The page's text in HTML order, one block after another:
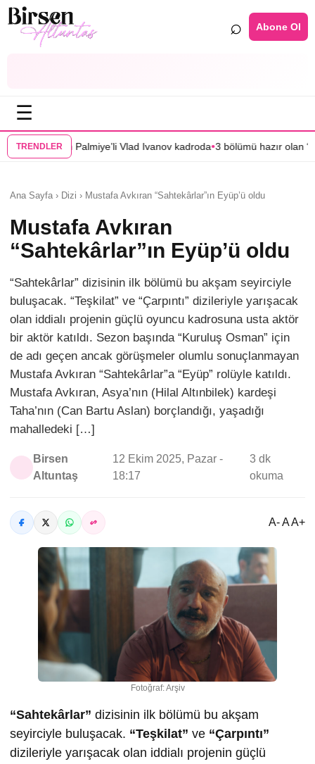
⌕ Abone Ol
☰
TRENDLER
Vlad Ivanov kadroda•3 bölümü hazır olan “Mercan Köşk”ün afişi
Ana Sayfa › Dizi › Mustafa Avkıran “Sahtekârlar”ın Eyüp’ü oldu
Mustafa Avkıran
“Sahtekârlar”ın Eyüp’ü oldu
“Sahtekârlar” dizisinin ilk bölümü bu akşam seyirciyle
buluşacak. “Teşkilat” ve “Çarpıntı” dizileriyle yarışacak
olan iddialı projenin güçlü oyuncu kadrosuna usta aktör
bir aktör katıldı. Sezon başında “Kuruluş Osman” için
de adı geçen ancak görüşmeler olumlu sonuçlanmayan
Mustafa Avkıran “Sahtekârlar”a “Eyüp” rolüyle katıldı.
Mustafa Avkıran, Asya’nın (Hilal Altınbilek) kardeşi
Taha’nın (Can Bartu Aslan) borçlandığı, yaşadığı
mahalledeki […]
Birsen
Altuntaş
12 Ekim 2025, Pazar -
18:17
3 dk
okuma
A- A A+
Fotoğraf: Arşiv
“Sahtekârlar” dizisinin ilk bölümü bu akşam
seyirciyle buluşacak. “Teşkilat” ve “Çarpıntı”
dizileriyle yarışacak olan iddialı projenin güçlü